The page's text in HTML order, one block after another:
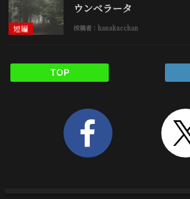
短編
ウンベラータ
投稿者：hanakacchan
TOP